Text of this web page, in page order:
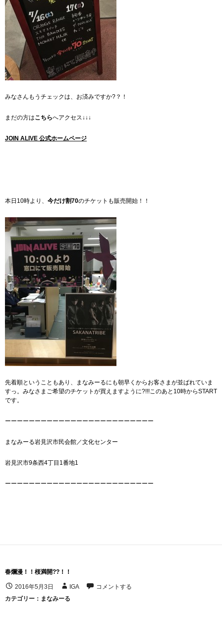
みなさんもうチェックは、お済みですか?？！
まだの方はこちらへアクセス↓↓↓
JOIN ALIVE 公式ホームページ
本日10時より、 今だけ割70のチケットも販売開始！！
先着順ということもあり、まなみーるにも朝早くからお客さまが並ばれていま
すっ。みなさまご希望のチケットが買えますように?!!!このあと10時からSTART
です。
ーーーーーーーーーーーーーーーーーーーーーーーーー
まなみーる岩見沢市民会館／文化センター
岩見沢市9条西4丁目1番地1
ーーーーーーーーーーーーーーーーーーーーーーーーー
春爛漫！！桜満開??！！
2016年5月3日 IGA
コメントする
カテゴリー： まなみーる